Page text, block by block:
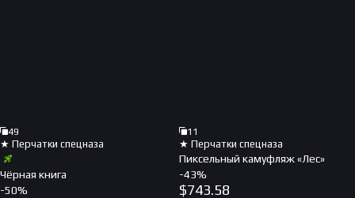
49
★ Перчатки спецназа
Чёрная книга
-50%
11
★ Перчатки спецназа
Пиксельный камуфляж «Лес»
-43%
$743.58